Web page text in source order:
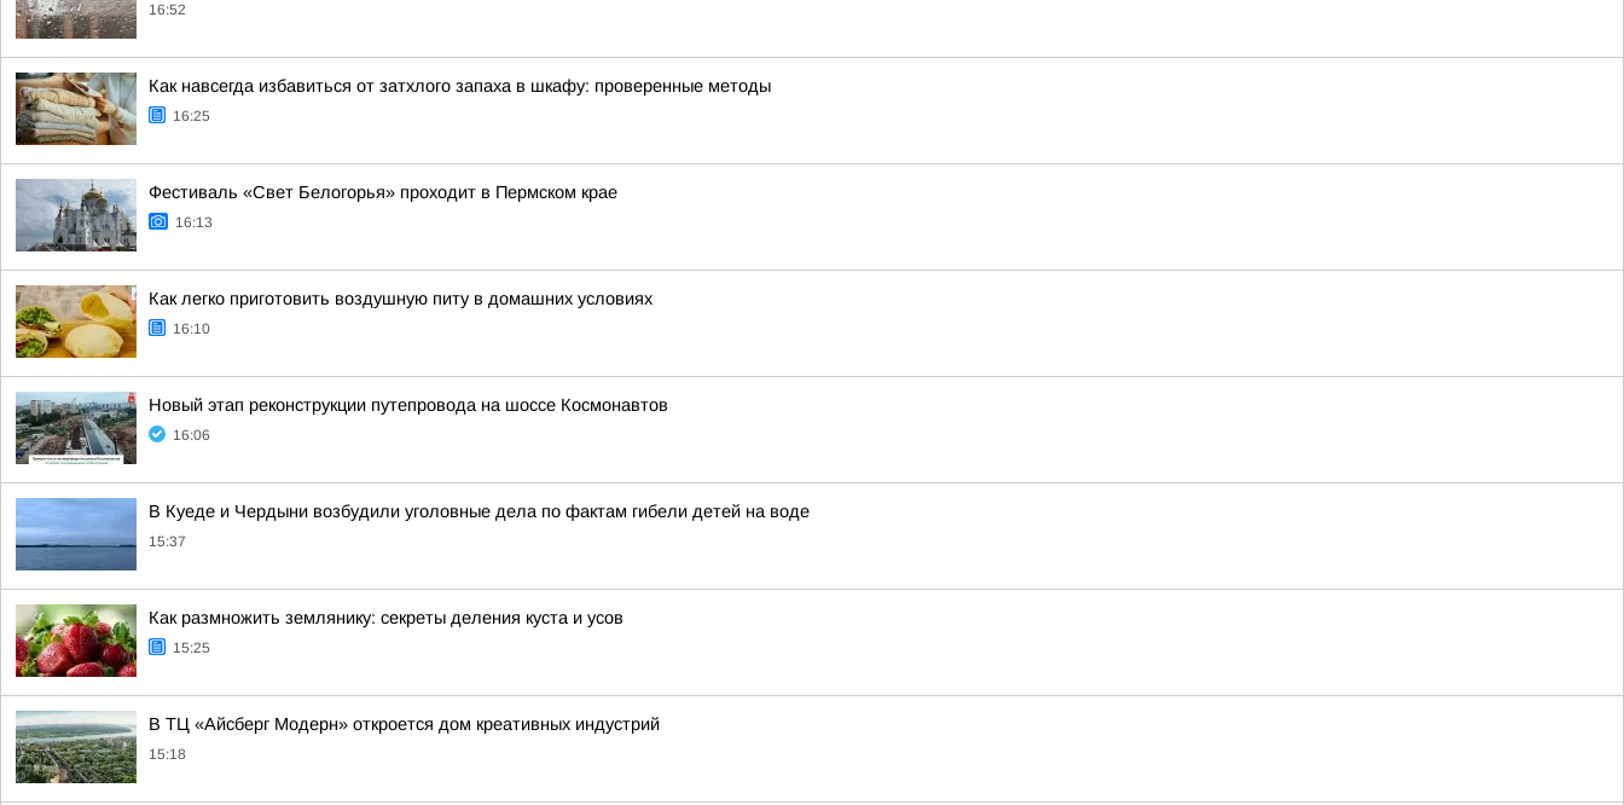
16:52
Как навсегда избавиться от затхлого запаха в шкафу: проверенные методы
16:25
Фестиваль «Свет Белогорья» проходит в Пермском крае
16:13
Как легко приготовить воздушную питу в домашних условиях
16:10
Новый этап реконструкции путепровода на шоссе Космонавтов
16:06
В Куеде и Чердыни возбудили уголовные дела по фактам гибели детей на воде
15:37
Как размножить землянику: секреты деления куста и усов
15:25
В ТЦ «Айсберг Модерн» откроется дом креативных индустрий
15:18